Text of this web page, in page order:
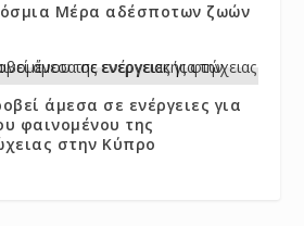
Μέρα αδέσποτων ζωών
άμεσα σε ενέργειες για
φαινομένου της
στην Κύπρο